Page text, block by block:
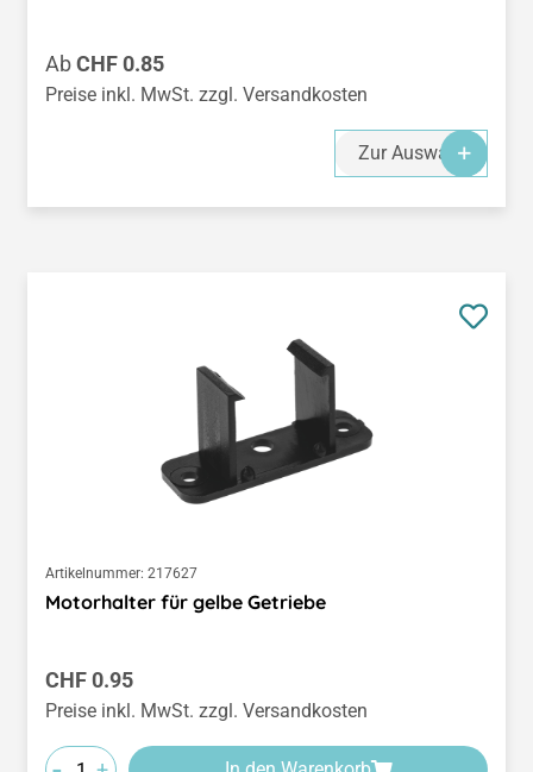
Regulärer Preis:
AbCHF 0.85
Preise inkl. MwSt. zzgl. Versandkosten
Zur Auswahl
Artikelnummer: 217627
Motorhalter für gelbe Getriebe
Regulärer Preis:
CHF 0.95
Preise inkl. MwSt. zzgl. Versandkosten